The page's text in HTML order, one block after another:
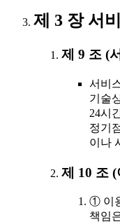
제 3 장 서
제 9 조 (
서비
기술
24시
정기
이나
제 10 조
① 이
책임